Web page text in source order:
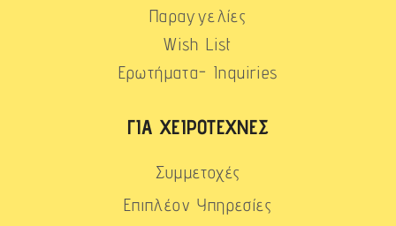
Παραγγελίες
Wish List
Ερωτήματα- Inquiries
ΓΙΑ ΧΕΙΡΟΤΈΧΝΕΣ
Συμμετοχές
Επιπλέον Υπηρεσίες